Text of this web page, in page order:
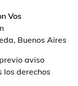
Vos
Buenos Aires
aviso
derechos